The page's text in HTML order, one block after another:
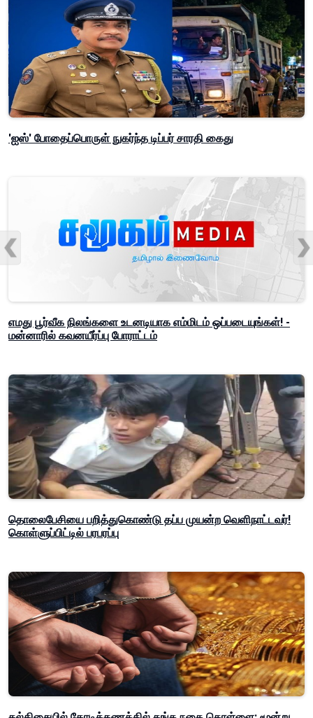
'ஐஸ்' போதைப்பொருள் நுகர்ந்த டிப்பர் சாரதி கைது
எமது பூர்வீக நிலங்களை உடனடியாக எம்மிடம் ஒப்படையுங்கள்! -
மன்னாரில் கவனயீர்ப்பு போராட்டம்
தொலைபேசியை பறித்துகொண்டு தப்ப முயன்ற வெளிநாட்டவர்!
கொள்ளுப்பிட்டில் பரபரப்பு